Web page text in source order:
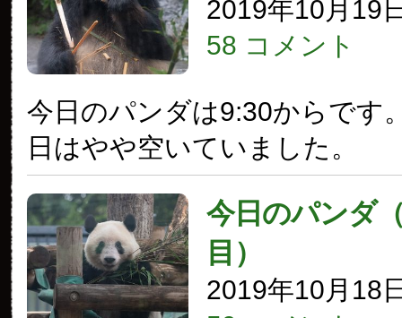
2019年10月19
58 コメント
今日のパンダは9:30からです
日はやや空いていました。
今日のパンダ
目）
2019年10月18